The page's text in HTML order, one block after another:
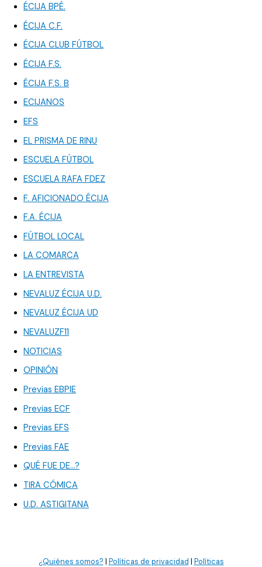
ÉCIJA BPÉ.
ÉCIJA C.F.
ÉCIJA CLUB FÚTBOL
ÉCIJA F.S.
ÉCIJA F.S. B
ECIJANOS
EFS
EL PRISMA DE RINU
ESCUELA FÚTBOL
ESCUELA RAFA FDEZ
F. AFICIONADO ÉCIJA
F.A. ÉCIJA
FÚTBOL LOCAL
LA COMARCA
LA ENTREVISTA
NEVALUZ ÉCIJA U.D.
NEVALUZ ÉCIJA UD
NEVALUZF11
NOTICIAS
OPINIÓN
Previas EBPIE
Previas ECF
Previas EFS
Previas FAE
QUÉ FUE DE…?
TIRA CÓMICA
U.D. ASTIGITANA
¿Quiénes somos? | Políticas de privacidad | Políticas